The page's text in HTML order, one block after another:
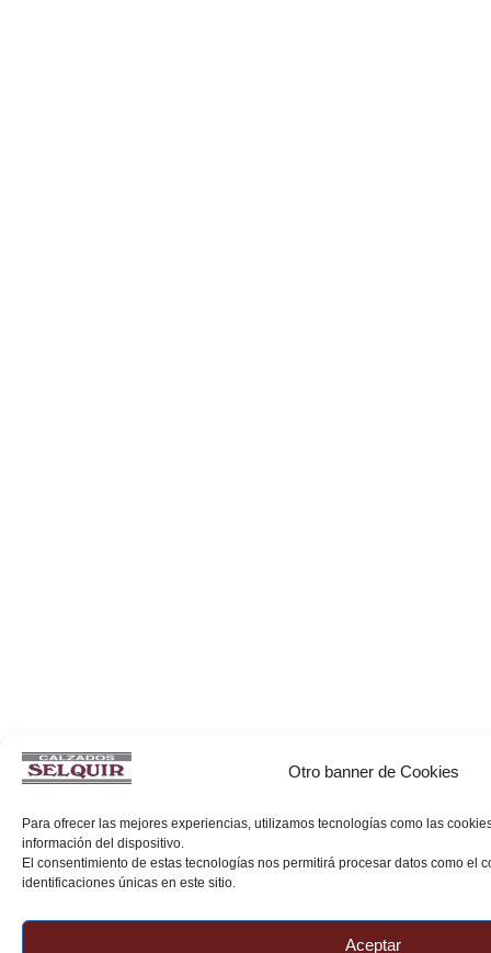
Otro banner de Cookies
Para ofrecer las mejores experiencias, utilizamos tecnologías como las
información del dispositivo.
El consentimiento de estas tecnologías nos permitirá procesar datos como el
identificaciones únicas en este sitio.
Aceptar